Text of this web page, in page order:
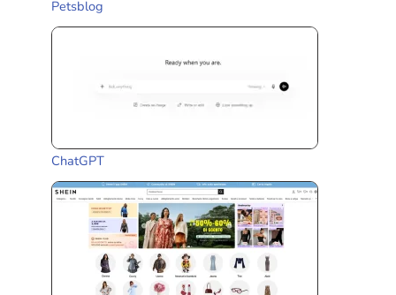
Petsblog
ChatGPT